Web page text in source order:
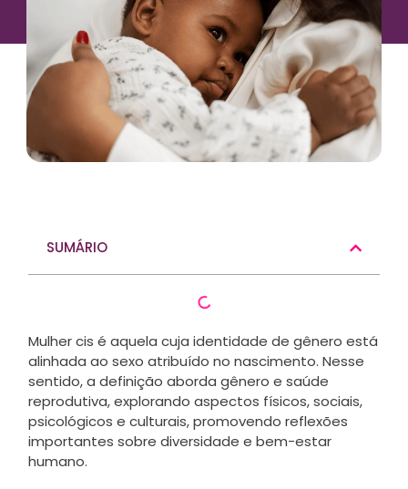
SUMÁRIO
Mulher cis é aquela cuja identidade de gênero está
alinhada ao sexo atribuído no nascimento. Nesse
sentido, a definição aborda gênero e saúde
reprodutiva, explorando aspectos físicos, sociais,
psicológicos e culturais, promovendo reflexões
importantes sobre diversidade e bem-estar
humano.